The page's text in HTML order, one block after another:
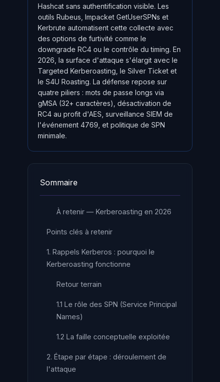
Hashcat sans authentification visible. Les
outils Rubeus, Impacket GetUserSPNs et
Kerbrute automatisent cette collecte avec
des options de furtivité comme le
downgrade RC4 ou le contrôle du timing. En
2026, la surface d'attaque s'élargit avec le
Targeted Kerberoasting, le Silver Ticket et
le S4U Roasting. La défense repose sur
quatre piliers : mots de passe longs via
gMSA (32+ caractères), désactivation de
RC4 au profit d'AES, surveillance SIEM de
l'événement 4769, et politique de SPN
minimale.
Sommaire
À retenir — Kerberoasting en 2026
Points clés à retenir
1. Rappels Kerberos : pourquoi le
Kerberoasting fonctionne
Retour terrain
1.1 Le rôle des SPN (Service Principal
Names)
1.2 La faille conceptuelle exploitée
2. Étape par étape : déroulement de
l'attaque